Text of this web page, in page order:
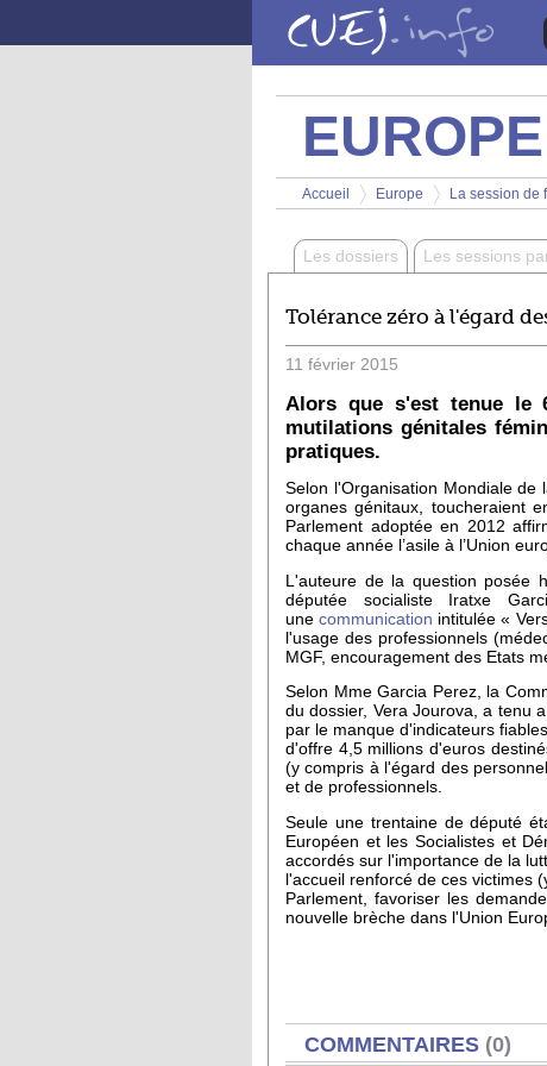
EUROPE
Vous êtes ici
Accueil
>
Europe
>
La session de
Les dossiers Les sessions
Tolérance zéro à l'égard
11 février 2015
Alors que s'est tenue le
mutilations génitales
pratiques.
Selon l'Organisation Mondiale de
organes génitaux, toucheraient
Parlement adoptée en 2012
chaque année l’asile à l’Union
L'auteure de la question posée
députée socialiste Iratxe
unecommunication intitulée «
l'usage des professionnels
MGF, encouragement des Etats
Selon Mme Garcia Perez, la
du dossier, Vera Jourova, a tenu
par le manque d'indicateurs
d'offre 4,5 millions d'euros
(y compris à l'égard des
et de professionnels.
Seule une trentaine de député
Européen et les Socialistes et
accordés sur l'importance de la
l'accueil renforcé de ces victimes
Parlement, favoriser les
nouvelle brèche dans l'Union
AFFICHER
COMMENTAIRES (0)